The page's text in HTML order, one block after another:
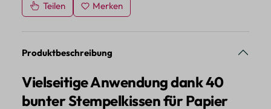
Teilen Merken
Produktbeschreibung
Vielseitige Anwendung dank 40
bunter Stempelkissen für Papier